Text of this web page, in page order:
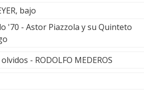
bajo
'70 - Astor Piazzola y su Quinteto
- RODOLFO MEDEROS